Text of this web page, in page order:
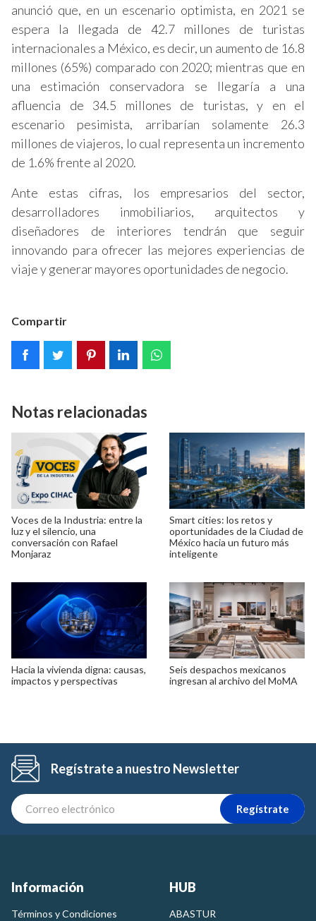
anunció que, en un escenario optimista, en 2021 se
espera la llegada de 42.7 millones de turistas
internacionales a México, es decir, un aumento de 16.8
millones (65%) comparado con 2020; mientras que en
una estimación conservadora se llegaría a una
afluencia de 34.5 millones de turistas, y en el
escenario pesimista, arribarían solamente 26.3
millones de viajeros, lo cual representa un incremento
de 1.6% frente al 2020.
Ante estas cifras, los empresarios del sector,
desarrolladores inmobiliarios, arquitectos y
diseñadores de interiores tendrán que seguir
innovando para ofrecer las mejores experiencias de
viaje y generar mayores oportunidades de negocio.
Compartir
Notas relacionadas
Voces de la Industria: entre la
luz y el silencio, una
conversación con Rafael
Monjaraz
Smart cities: los retos y
oportunidades de la Ciudad de
México hacia un futuro más
inteligente
Hacia la vivienda digna: causas,
impactos y perspectivas
Seis despachos mexicanos
ingresan al archivo del MoMA
Regístrate a nuestro Newsletter
Regístrate
Información
Términos y Condiciones
HUB
ABASTUR